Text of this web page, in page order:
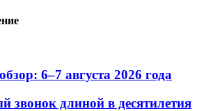
6–7 августа 2026 года
звонок длиной в десятилетия